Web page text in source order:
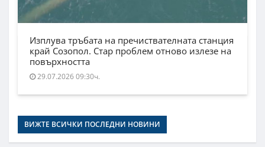
Изплува тръбата на пречиствателната станция
край Созопол. Стар проблем отново излезе на
повърхността
29.07.2026 09:30ч.
ВИЖТЕ ВСИЧКИ ПОСЛЕДНИ НОВИНИ